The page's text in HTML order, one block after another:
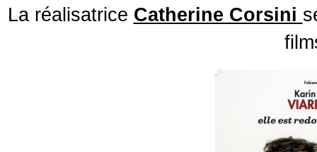
La réalisatrice Catherine Corsini